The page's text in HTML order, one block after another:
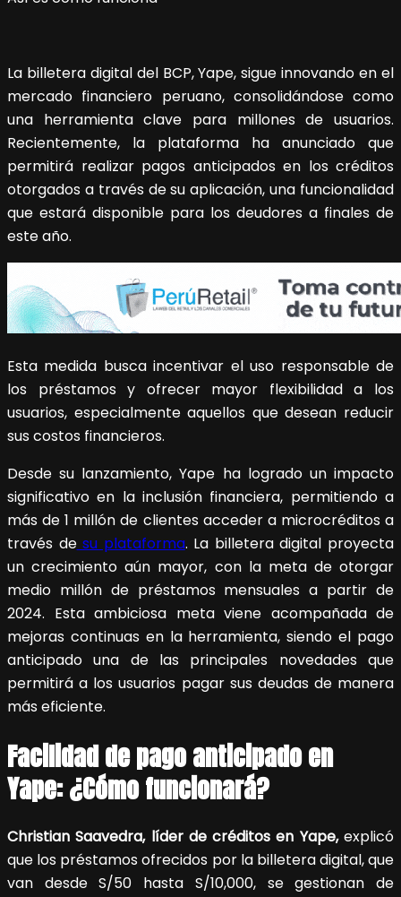
La billetera digital del BCP, Yape, sigue innovando en el
mercado financiero peruano, consolidándose como
una herramienta clave para millones de usuarios.
Recientemente, la plataforma ha anunciado que
permitirá realizar pagos anticipados en los créditos
otorgados a través de su aplicación, una funcionalidad
que estará disponible para los deudores a finales de
este año.
Esta medida busca incentivar el uso responsable de
los préstamos y ofrecer mayor flexibilidad a los
usuarios, especialmente aquellos que desean reducir
sus costos financieros.
Desde su lanzamiento, Yape ha logrado un impacto
significativo en la inclusión financiera, permitiendo a
más de 1 millón de clientes acceder a microcréditos a
través desu plataforma. La billetera digital proyecta
un crecimiento aún mayor, con la meta de otorgar
medio millón de préstamos mensuales a partir de
2024. Esta ambiciosa meta viene acompañada de
mejoras continuas en la herramienta, siendo el pago
anticipado una de las principales novedades que
permitirá a los usuarios pagar sus deudas de manera
más eficiente.
Facilidad de pago anticipado en
Yape: ¿Cómo funcionará?
Christian Saavedra, líder de créditos en Yape,explicó
que los préstamos ofrecidos por la billetera digital, que
van desde S/50 hasta S/10,000, se gestionan de